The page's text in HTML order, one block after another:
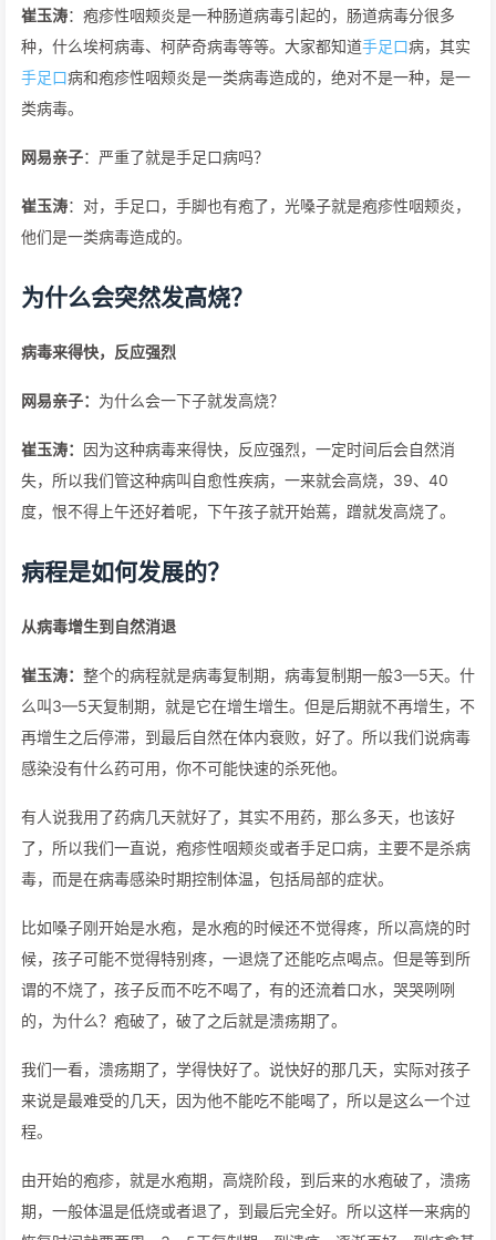
崔玉涛：疱疹性咽颊炎是一种肠道病毒引起的，肠道病毒分很多
种，什么埃柯病毒、柯萨奇病毒等等。大家都知道手足口病，其实
手足口病和疱疹性咽颊炎是一类病毒造成的，绝对不是一种，是一
类病毒。
网易亲子：严重了就是手足口病吗？
崔玉涛：对，手足口，手脚也有疱了，光嗓子就是疱疹性咽颊炎，
他们是一类病毒造成的。
为什么会突然发高烧？
病毒来得快，反应强烈
网易亲子： 为什么会一下子就发高烧？
崔玉涛： 因为这种病毒来得快，反应强烈，一定时间后会自然消
失，所以我们管这种病叫自愈性疾病，一来就会高烧，39、40
度，恨不得上午还好着呢，下午孩子就开始蔫，蹭就发高烧了。
病程是如何发展的？
从病毒增生到自然消退
崔玉涛： 整个的病程就是病毒复制期，病毒复制期一般3—5天。什
么叫3—5天复制期，就是它在增生增生。但是后期就不再增生，不
再增生之后停滞，到最后自然在体内衰败，好了。所以我们说病毒
感染没有什么药可用，你不可能快速的杀死他。
有人说我用了药病几天就好了，其实不用药，那么多天，也该好
了，所以我们一直说，疱疹性咽颊炎或者手足口病，主要不是杀病
毒，而是在病毒感染时期控制体温，包括局部的症状。
比如嗓子刚开始是水疱，是水疱的时候还不觉得疼，所以高烧的时
候，孩子可能不觉得特别疼，一退烧了还能吃点喝点。但是等到所
谓的不烧了，孩子反而不吃不喝了，有的还流着口水，哭哭咧咧
的，为什么？疱破了，破了之后就是溃疡期了。
我们一看，溃疡期了，学得快好了。说快好的那几天，实际对孩子
来说是最难受的几天，因为他不能吃不能喝了，所以是这么一个过
程。
由开始的疱疹，就是水疱期，高烧阶段，到后来的水疱破了，溃疡
期，一般体温是低烧或者退了，到最后完全好。所以这样一来病的